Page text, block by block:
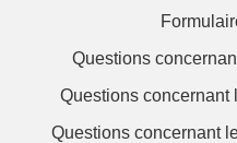
Questions
Questions concernant
Questions concernant